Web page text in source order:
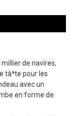
de navires,
tàªte pour les
avec un
en forme de